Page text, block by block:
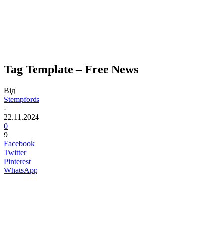
Tag Template – Free News
Від
Stempfords
-
22.11.2024
0
9
Facebook
Twitter
Pinterest
WhatsApp